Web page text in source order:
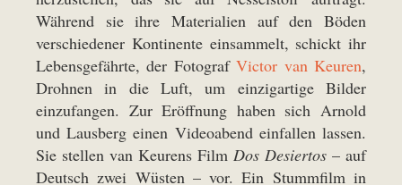
Während sie ihre Materialien auf den Böden
verschiedener Kontinente einsammelt, schickt ihr
Lebensgefährte, der FotografVictor van Keuren,
Drohnen in die Luft, um einzigartige Bilder
einzufangen. Zur Eröffnung haben sich Arnold
und Lausberg einen Videoabend einfallen lassen.
Sie stellen van Keurens Film Dos Desiertos – auf
Deutsch zwei Wüsten – vor. Ein Stummfilm in